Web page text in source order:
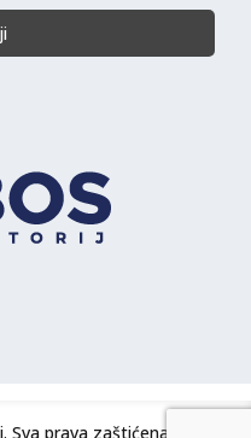
Sva prava zaštićena